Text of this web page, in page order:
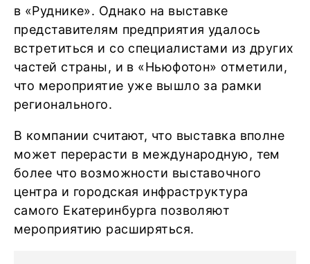
в «Руднике». Однако на выставке
представителям предприятия удалось
встретиться и со специалистами из других
частей страны, и в «Ньюфотон» отметили,
что мероприятие уже вышло за рамки
регионального.
В компании считают, что выставка вполне
может перерасти в международную, тем
более что возможности выставочного
центра и городская инфраструктура
самого Екатеринбурга позволяют
мероприятию расширяться.